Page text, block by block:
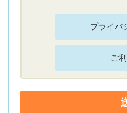
プライバ
ご